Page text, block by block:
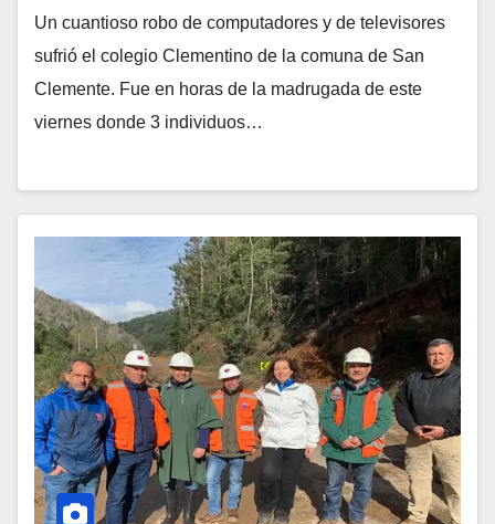
Un cuantioso robo de computadores y de televisores
sufrió el colegio Clementino de la comuna de San
Clemente. Fue en horas de la madrugada de este
viernes donde 3 individuos…